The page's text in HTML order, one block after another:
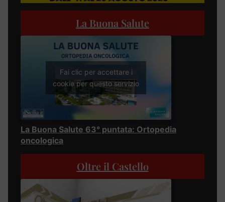
La Buona Salute
Fai clic per accettare i
cookie per questo servizio
La Buona Salute 63° puntata: Ortopedia
oncologica
Oltre il Castello